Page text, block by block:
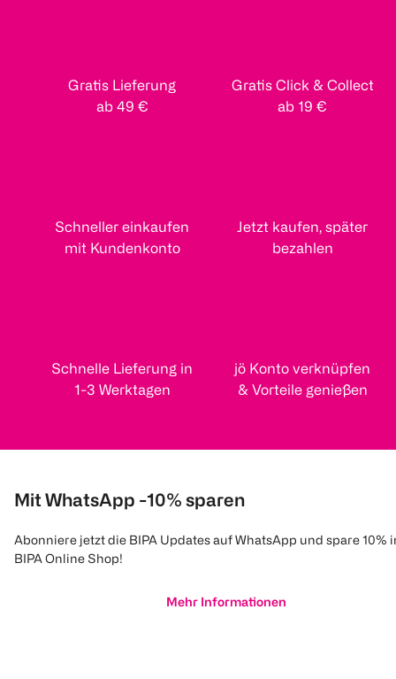
Gratis Lieferung
ab 49 €
Gratis Click & Collect
ab 19 €
Schneller einkaufen
mit Kundenkonto
Jetzt kaufen, später
bezahlen
Schnelle Lieferung in
1-3 Werktagen
jö Konto verknüpfen
& Vorteile genießen
Mit WhatsApp -10% sparen
Abonniere jetzt die BIPA Updates auf WhatsApp und spare 10%
BIPA Online Shop!
Mehr Informationen